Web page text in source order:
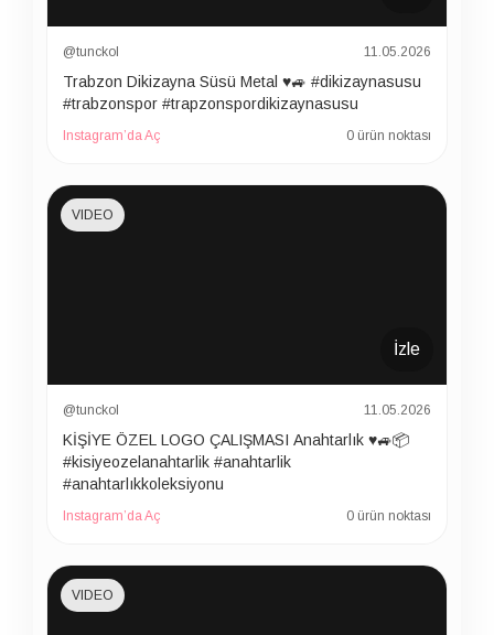
@tunckol 11.05.2026
Trabzon Dikizayna Süsü Metal ♥️🚙 #dikizaynasusu
#trabzonspor #trapzonspordikizaynasusu
Instagram’da Aç 0 ürün noktası
İzle
VIDEO
@tunckol 11.05.2026
KİŞİYE ÖZEL LOGO ÇALIŞMASI Anahtarlık ♥️🚙📦
#kisiyeozelanahtarlik #anahtarlik
#anahtarlıkkoleksiyonu
Instagram’da Aç 0 ürün noktası
VIDEO